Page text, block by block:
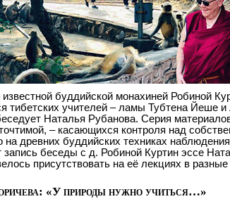
буддийской монахиней Робиной
тибетских учителей – ламы Тубтена Йеше
Наталья Рубанова. Cерия
– касающихся контроля над
на древних буддийских техниках
запись беседы с д. Робиной Куртин эссе
присутствовать на её лекциях в
«У природы нужно учиться…»